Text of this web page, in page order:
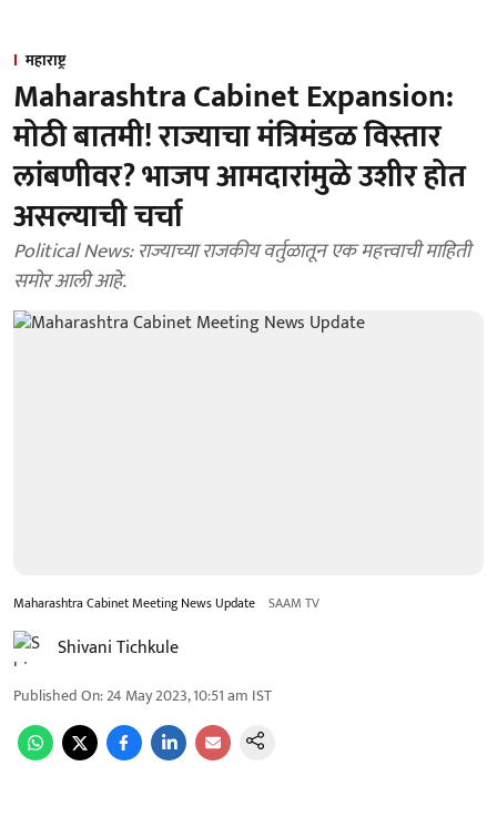
महाराष्ट्र
Maharashtra Cabinet Expansion:
मोठी बातमी! राज्याचा मंत्रिमंडळ विस्तार
लांबणीवर? भाजप आमदारांमुळे उशीर होत
असल्याची चर्चा
Political News: राज्याच्या राजकीय वर्तुळातून एक महत्त्वाची माहिती
समोर आली आहे.
Maharashtra Cabinet Meeting News Update SAAM TV
Shivani Tichkule
Published On:24 May 2023, 10:51 am IST